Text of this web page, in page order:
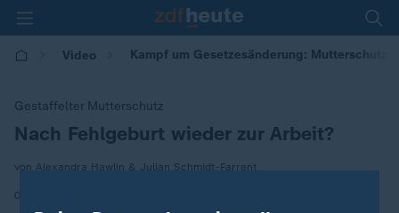
Video Kampf um Gesetzesänderung: Mutterschutz
Gestaffelter Mutterschutz
:Nach Fehlgeburt wieder zur Arbeit?
von Alexandra Hawlin & Julian Schmidt-Farrent
09.10.2024 | 06:02